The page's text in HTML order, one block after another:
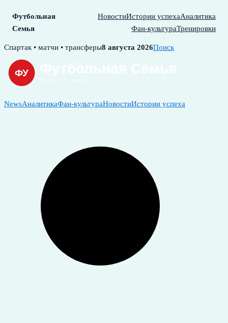
Футбольная
Семья
НовостиИстории успехаАналитика
Фан-культураТренировки
Skip
content
Спартак • матчи • трансферы8 августа 2026Поиск
NewsАналитикаФан-культураНовостиИстории успеха